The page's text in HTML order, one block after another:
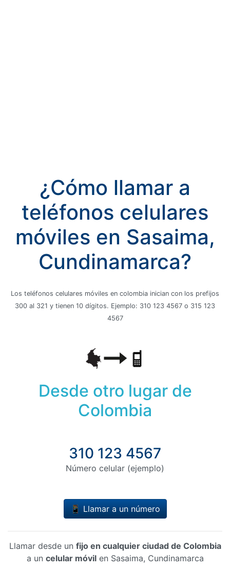
¿Cómo llamar a
teléfonos celulares
móviles en Sasaima,
Cundinamarca?
Los teléfonos celulares móviles en colombia inician con los prefijos
300 al 321 y tienen 10 dígitos. Ejemplo: 310 123 4567 o 315 123
4567
Desde otro lugar de
Colombia
310 123 4567
Número celular (ejemplo)
📱 Llamar a un número
Llamar desde un fijo en cualquier ciudad de Colombia
a un celular móvilen Sasaima, Cundinamarca